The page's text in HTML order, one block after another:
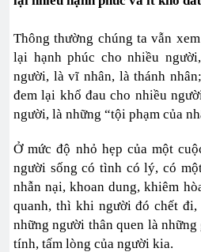
Thông thường chúng ta vẫn
lại hạnh phúc cho nhiều
người, là vĩ nhân, là thánh
đem lại khổ đau cho nhiều
người, là những “tội phạm của
Ở mức độ nhỏ hẹp của một
người sống có tình có lý, có
nhẫn nại, khoan dung, khiêm
quanh, thì khi người đó chết
những người thân quen là
tính, tấm lòng của người kia.